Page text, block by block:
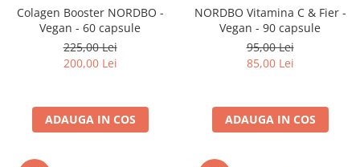
Colagen Booster NORDBO -
Vegan - 60 capsule
225,00 Lei
200,00 Lei
ADAUGA IN COS
NORDBO Vitamina C & Fier -
Vegan - 90 capsule
95,00 Lei
85,00 Lei
ADAUGA IN COS